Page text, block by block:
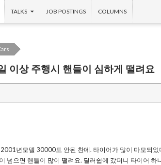
TALKS JOB POSTINGS COLUMNS
이상 주행시 핸들이 심하게 떨려요
년모델 30000도 안된 찬데. 타이어가 많이 마모되
넘으면 핸들이 많이 떨려요. 딜러쉽에 갔더니 타이어